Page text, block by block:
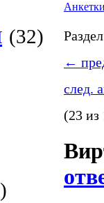
(32)
←
след.
(23 из